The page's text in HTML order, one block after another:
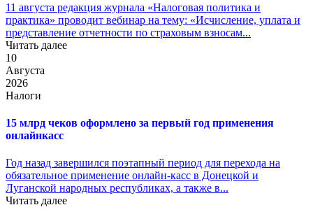
11 августа редакция журнала «Налоговая политика и
практика» проводит вебинар на тему: «Исчисление, уплата и
представление отчетности по страховым взносам...
Читать далее
10
Августа
2026
Налоги
15 млрд чеков оформлено за первый год применения
онлайнкасс
Год назад завершился поэтапный период для перехода на
обязательное применение онлайн-касс в Донецкой и
Луганской народных республиках, а также в...
Читать далее